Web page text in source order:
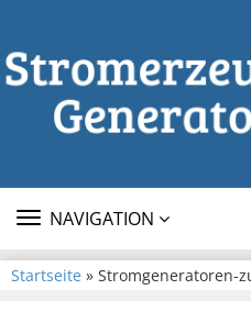
TOGGLE
NAVIGATION
Startseite » Stromgeneratoren-